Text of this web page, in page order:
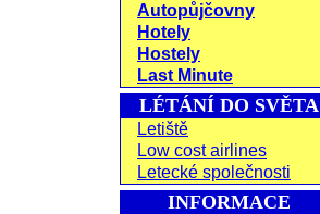
Autopůjčovny
Hotely
Hostely
Last Minute
LÉTÁNÍ DO SVĚTA
Letiště
Low cost airlines
Letecké společnosti
INFORMACE